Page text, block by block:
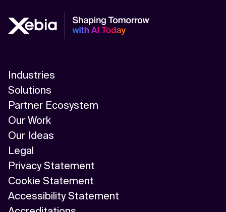
Industries
Solutions
Partner Ecosystem
Our Work
Our Ideas
Legal
Privacy Statement
Cookie Statement
Accessibility Statement